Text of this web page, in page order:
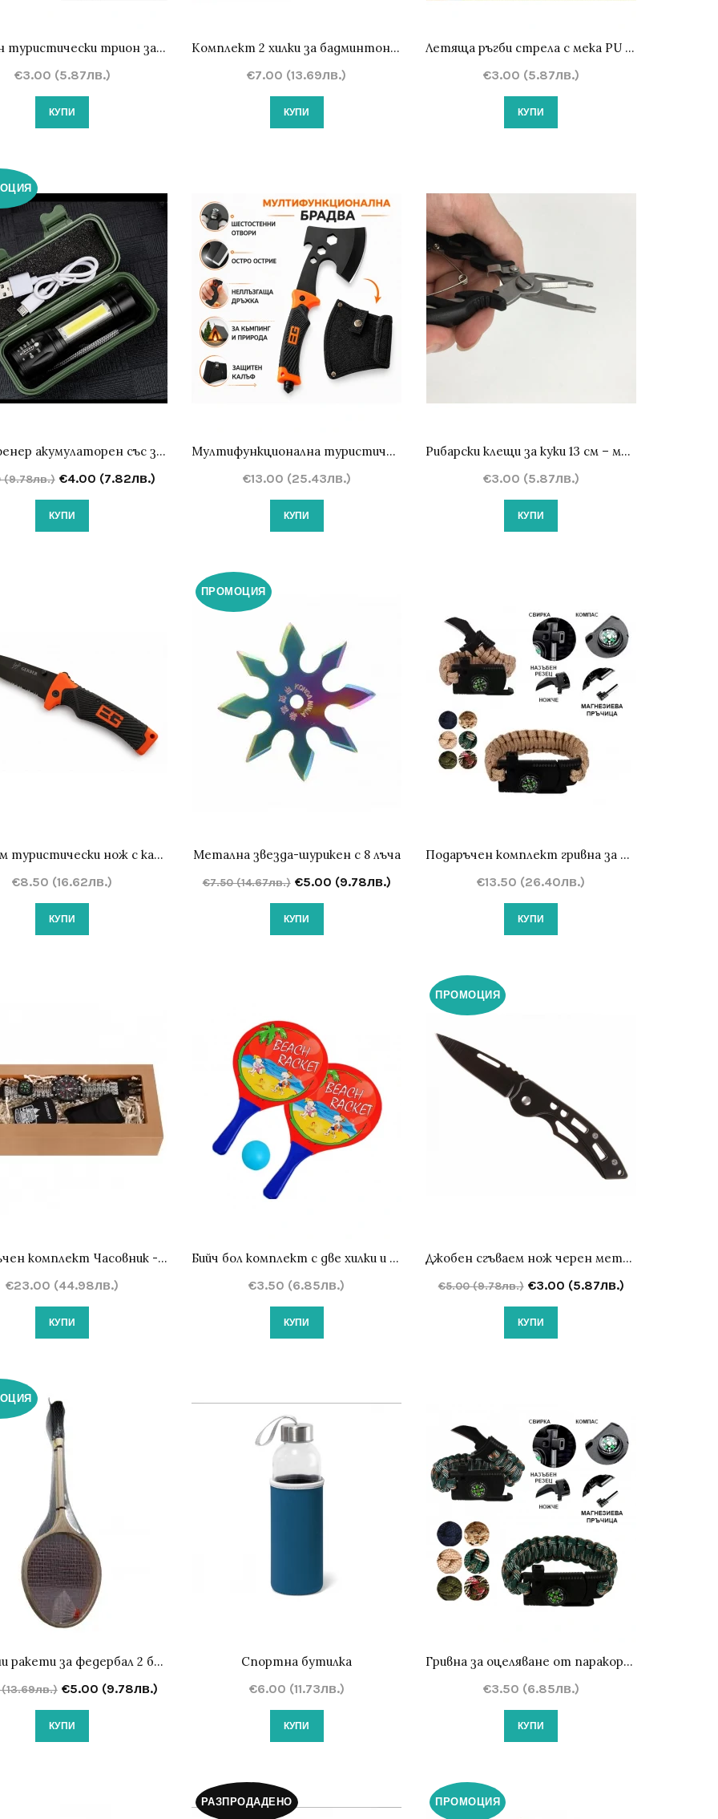
Джобен туристически трион за дърво 68 см
€3.00 (5.87лв.)
КУПИ
Комплект 2 хилки за бадминтон/федербал с перце и калъф 60 см
€7.00 (13.69лв.)
КУПИ
Летяща ръгби стрела с мека PU топка 20 см
€3.00 (5.87лв.)
КУПИ
Мини фенер акумулаторен със зумм и СОВ лампа
(9.78лв.) €4.00 (7.82лв.)
КУПИ
Мултифункционална туристическа брадва 31 см с калъф
€13.00 (25.43лв.)
КУПИ
Рибарски клещи за куки 13 см – мултифункционален инструмент за риболов
€3.00 (5.87лв.)
КУПИ
Сгъваем туристически нож с калъф 21 см
€8.50 (16.62лв.)
КУПИ
ПРОМОЦИЯ
Метална звезда-шурикен с 8 лъча
€7.50 (14.67лв.) €5.00 (9.78лв.)
КУПИ
Подаръчен комплект гривна за оцеляване и мултифункционален инструмент
€13.50 (26.40лв.)
КУПИ
Подаръчен комплект Часовник - гривна за оцеляване, запалка и мултифункционален инструмент
€23.00 (44.98лв.)
КУПИ
Бийч бол комплект с две хилки и топче 38 см
€3.50 (6.85лв.)
КУПИ
ПРОМОЦИЯ
Джобен сгъваем нож черен метал 16 см
€5.00 (9.78лв.) €3.00 (5.87лв.)
КУПИ
Дървени ракети за федербал 2 броя с перце
€5.00 (9.78лв.)
КУПИ
Спортна бутилка
€6.00 (11.73лв.)
КУПИ
Гривна за оцеляване от паракорд 5 в 1
€3.50 (6.85лв.)
КУПИ
РАЗПРОДАДЕНО ПРОМОЦИЯ